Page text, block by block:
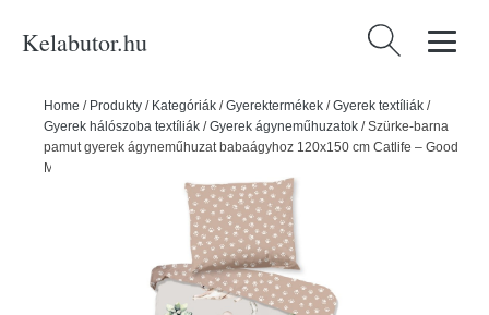
Kelabutor.hu Keresés:
Home / Produkty / Kategóriák /Gyerektermékek /Gyerek textíliák /
Gyerek hálószoba textíliák /Gyerek ágyneműhuzatok /Szürke-barna
pamut gyerek ágyneműhuzat babaágyhoz 120x150 cm Catlife – Good
Morning